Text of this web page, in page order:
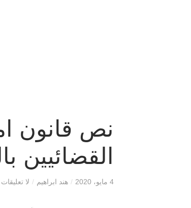
نص قانون
القضائيين
4 مايو، 2020 / هند ابراهيم / لا